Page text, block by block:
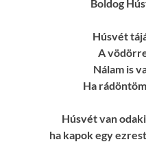
Boldog
Húsvét
A
Nálam is
Ha
Húsvét van
ha kapok egy